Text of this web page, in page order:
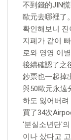
不到錢的JIN
歐元去哪裡了
확인해보니
지폐가 같이
로와 영영 이
後續確認了之
鈔票也一起掉
與50歐元永遠
하도 잃어버려
買了34次
'분실소년단'
이나 샀다고